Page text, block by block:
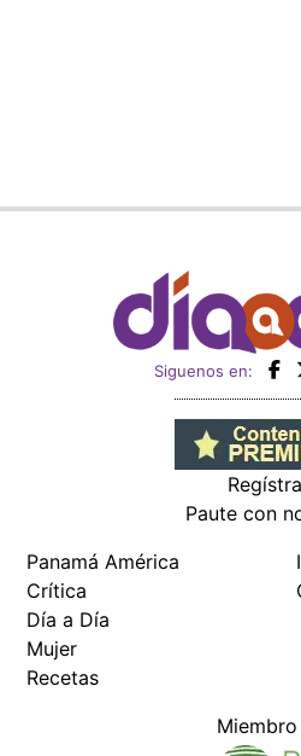
Siguenos en:
Paute con
Panamá América
Crítica
Día a Día
Mujer
Recetas